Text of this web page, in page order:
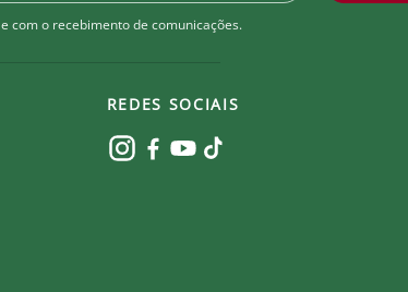
e com o recebimento de comunicações.
REDES SOCIAIS